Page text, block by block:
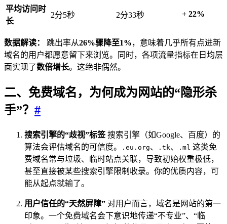
平均访问时
长
2分5秒 2分33秒 + 22%
数据解读： 跳出率从26%骤降至1%，意味着几乎所有点进新
域名的用户都愿意留下来浏览。同时，各项流量指标在日均层
面实现了数倍增长。这绝非偶然。
二、免费域名，为何成为网站的“隐形杀
手”？ #
搜索引擎的“歧视”标签 搜索引擎（如Google、百度）的
算法会评估域名的可信度。
.eu.org、 .tk、 .ml 这类免
费域名常与垃圾、临时站点关联，导致初始权重极低，
甚至直接被某些搜索引擎限制收录。你的优质内容，可
能从起点就输了。
用户信任的“天然屏障” 对用户而言，域名是网站的第一
印象。一个免费域名会下意识地传递“不专业”、“临